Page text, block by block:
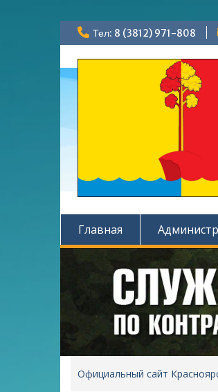
Перейти
к
содержимому
Тел: 8 (3812) 971-808
Главная
Официальный сайт